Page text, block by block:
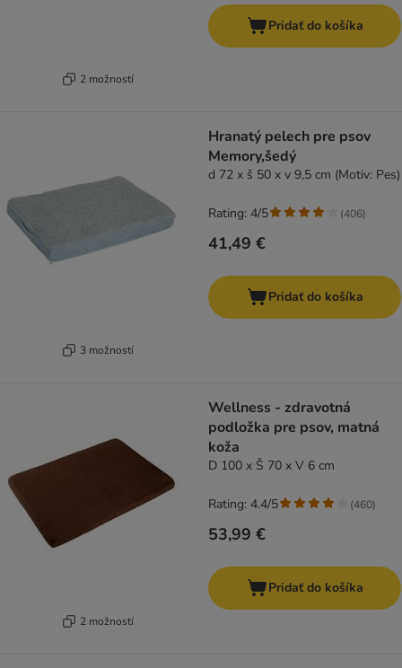
2 možností
Pridať do košíka
3 možností
Hranatý pelech pre psov
Memory,šedý
d 72 x š 50 x v 9,5 cm (Motiv: Pes)
41,49 €
Rating: 4/5 (406)
Pridať do košíka
2 možností
Wellness - zdravotná
podložka pre psov, matná
koža
D 100 x Š 70 x V 6 cm
53,99 €
Rating: 4.4/5 (460)
Pridať do košíka